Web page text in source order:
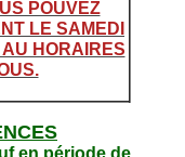
POUVEZ
LE SAMEDI
AU HORAIRES
en période de